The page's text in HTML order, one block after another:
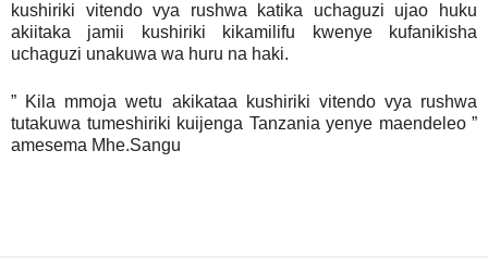
kushiriki vitendo vya rushwa katika uchaguzi ujao huku
akiitaka jamii kushiriki kikamilifu kwenye kufanikisha
uchaguzi unakuwa wa huru na haki.
” Kila mmoja wetu akikataa kushiriki vitendo vya rushwa
tutakuwa tumeshiriki kuijenga Tanzania yenye maendeleo ”
amesema Mhe.Sangu